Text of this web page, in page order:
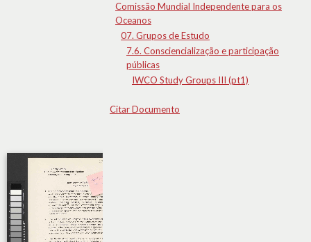
Comissão Mundial Independente para os
Oceanos
07. Grupos de Estudo
7.6. Consciencialização e participação
públicas
IWCO Study Groups III (pt1)
Citar Documento